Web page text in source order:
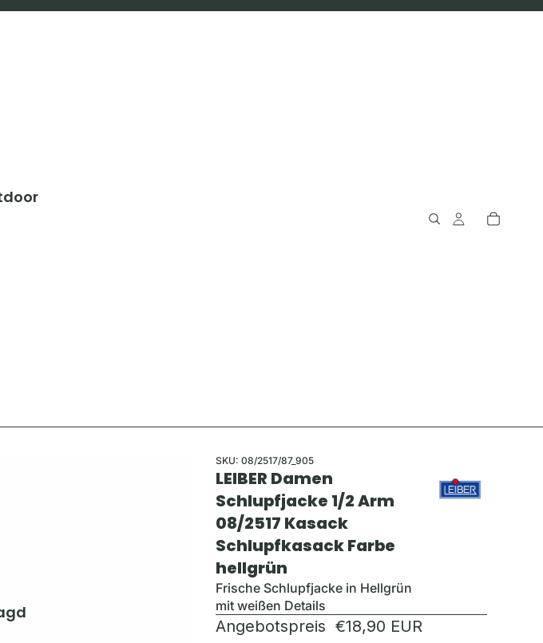
SKU: 08/2517/87_905
LEIBER Damen
Schlupfjacke 1/2 Arm
08/2517 Kasack
Schlupfkasack Farbe
hellgrün
Frische Schlupfjacke in Hellgrün
mit weißen Details
Angebotspreis €18,90 EUR